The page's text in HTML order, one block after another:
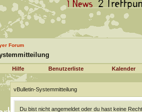
Forum
Hilfe Benutzerliste Kalender
vBulletin-Systemmitteilung
Du bist nicht angemeldet oder du hast keine